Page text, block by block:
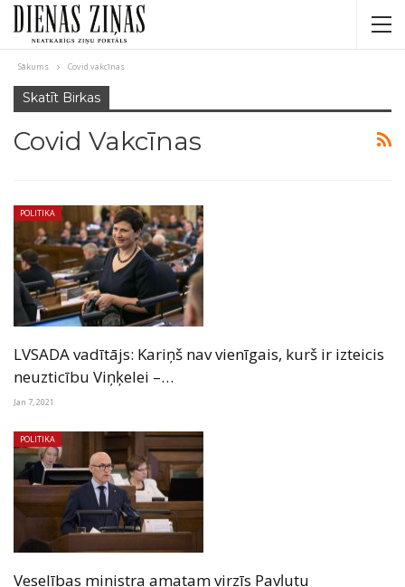
Sākums Covid vakcīnas
Skatīt Birkas
Covid Vakcīnas
POLITIKA
LVSADA vadītājs: Kariņš nav vienīgais, kurš ir izteicis
neuzticību Viņķelei –…
Jan 7, 2021
POLITIKA
Veselības ministra amatam virzīs Pavļutu